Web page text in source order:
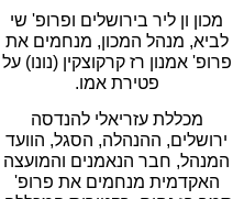
מכון ון ליר בירושלים ופרופ' שי
לביא, מנהל המכון, מנחמים את
פרופ' אמנון רז קרקוצקין (נונו) על
פטירת אמו.
מכללת עזריאלי להנדסה
ירושלים, ההנהלה, הסגל, הוועד
המנהל, חבר הנאמנים והמועצה
האקדמית מנחמים את פרופ'